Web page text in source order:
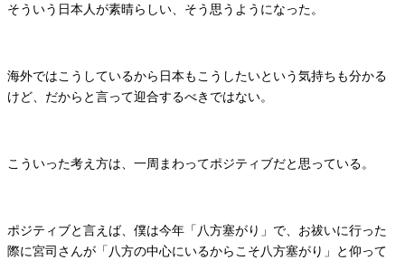
そういう日本人が素晴らしい、そう思うようになった。
海外ではこうしているから日本もこうしたいという気持ちも分かる
けど、だからと言って迎合するべきではない。
こういった考え方は、一周まわってポジティブだと思っている。
ポジティブと言えば、僕は今年「八方塞がり」で、お祓いに行った
際に宮司さんが「八方の中心にいるからこそ八方塞がり」と仰って